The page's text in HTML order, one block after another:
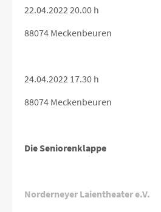
22.04.2022 20.00 h
88074 Meckenbeuren
24.04.2022 17.30 h
88074 Meckenbeuren
Die Seniorenklappe
Norderneyer Laientheater e.V.